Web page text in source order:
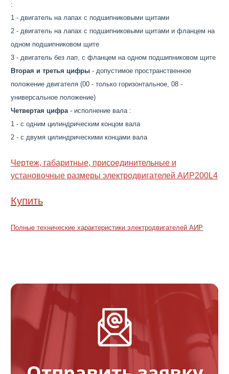
:
1 - двигатель на лапах с подшипниковыми щитами
2 - двигатель на лапах с подшипниковыми щитами и фланцем на
одном подшипниковом щите
3 - двигатель без лап, с фланцем на одном подшипниковом щите
Вторая и третья цифры- допустимое пространственное
положение двигателя (00 - только горизонтальное, 08 -
универсальное положение)
Четвертая цифра- исполнение вала :
1 - с одним цилиндрическим концом вала
2 - с двумя цилиндрическими концами вала
Чертеж, габаритные, присоединительные и
установочные размеры электродвигателей АИР200L4
Купить
Полные технические характеристики электродвигателей АИР